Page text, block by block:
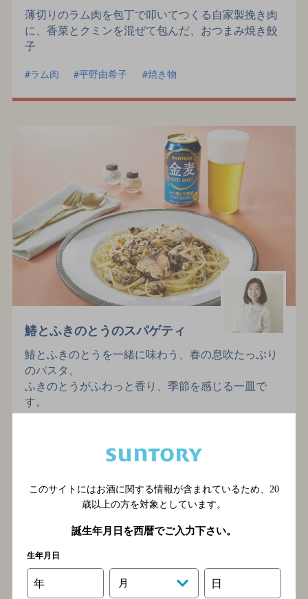
薄切りのラム肉を包丁で叩いてつくる自家製挽き肉
に、香菜とクミンを混ぜて包んだ、おつまみ焼き餃
子
ラム肉 平野由希子 焼き物
鰆とふきのとうのスパゲティ
鰆とふきのとうを一緒に味わう、春の息吹たっぷり
のパスタ。
ふきのとうがふわっと香り、季節を感じる一皿で
す。
このサイトにはお酒に関する情報が含まれているため、 20
歳以上の方を対象としています。
誕生年月日を西暦でご入力下さい。
生年月日
年 月 日